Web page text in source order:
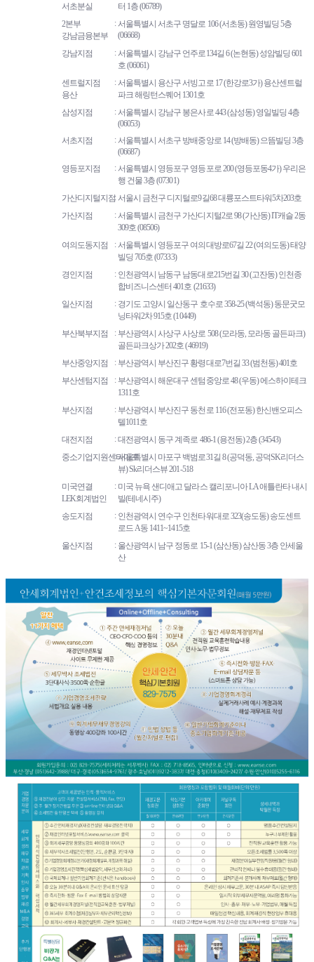
서초분실
터 1층 (06789)
2본부
강남금융본부
서울특별시 서초구 명달로 106 (서초동) 원영빌딩 5층
(06668)
강남지점
서울특별시 강남구 언주로134길 6 (논현동) 성암빌딩 601
호 (06061)
센트럴지점
용산
서울특별시 용산구 서빙고로 17 (한강로3가) 용산센트럴
파크 해링턴스퀘어 1301호
삼성지점
서울특별시 강남구 봉은사로 443 (삼성동) 영일빌딩 4층
(06053)
서초지점
서울특별시 서초구 방배중앙로 14 (방배동) 으뜸빌딩 3층
(06687)
영등포지점
서울특별시 영등포구 영등포로 200 (영등포동4가) 우리은
행 건물 3층 (07301)
가산디지털지점 서울시 금천구 디지털로9길68 대륭포스트타워5차203호
가산지점
서울특별시 금천구 가산디지털2로 98 (가산동) IT캐슬 2동
309호 (08506)
여의도동지점
서울특별시 영등포구 여의대방로67길 22 (여의도동) 태양
빌딩 705호 (07333)
경인지점
인천광역시 남동구 남동대로215번길 30 (고잔동) 인천종
합비즈니스센터 401호 (21633)
일산지점
경기도 고양시 일산동구 호수로 358-25 (백석동) 동문굿모
닝타워2차 915호 (10449)
부산북부지점
부산광역시 사상구 사상로 508 (모라동, 모라동 골든파크)
골든파크상가 202호 (46919)
부산중앙지점
부산광역시 부산진구 황령대로7번길 33 (범천동) 401호
부산센텀지점
부산광역시 해운대구 센텀중앙로 48 (우동) 에스하이테크
1311호
부산지점
부산광역시 부산진구 동천로 116 (전포동) 한신밴오피스
텔1011호
대전지점
대전광역시 동구 계족로 486-1 (용전동) 2층 (34543)
중소기업지원센타마포서울특별시 마포구 백범로31길 8 (공덕동, 공덕SK리더스
뷰) Sk리더스뷰 201-518
미국연결
LEK회계법인
미국 뉴욕 샌디애고 달라스 캘리포니아 LA 애틀란타 내시
빌(테네시주)
송도지점
인천광역시 연수구 인천타워대로 323(송도동) 송도센트
로드 A동 1411~1415호
울산지점
울산광역시 남구 정동로 15-1 (삼산동) 삼산동 3층 안세울
산